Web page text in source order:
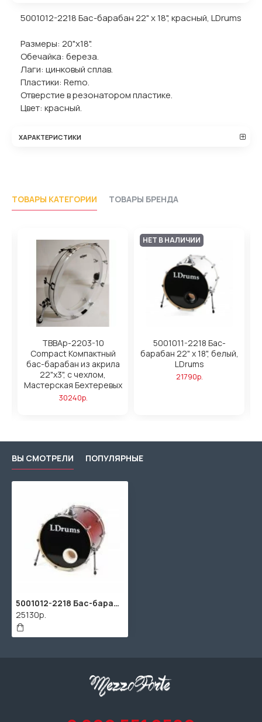
5001012-2218 Бас-барабан 22" x 18", красный, LDrums
Размеры: 20"x18".
Обечайка: береза.
Лаги: цинковый сплав.
Пластики: Remo.
Отверстие в резонатором пластике.
Цвет: красный.
ХАРАКТЕРИСТИКИ
ТОВАРЫ КАТЕГОРИИ ТОВАРЫ БРЕНДА
TBBAp-2203-10
Compact Компактный
бас-барабан из акрила
22"х3", с чехлом,
Мастерская Бехтеревых
30240р.
НЕТ В НАЛИЧИИ
5001011-2218 Бас-
барабан 22" x 18", белый,
LDrums
21790р.
ВЫ СМОТРЕЛИ ПОПУЛЯРНЫЕ
5001012-2218 Бас-барабан 22" x 18", красный, LDrums
25130р.